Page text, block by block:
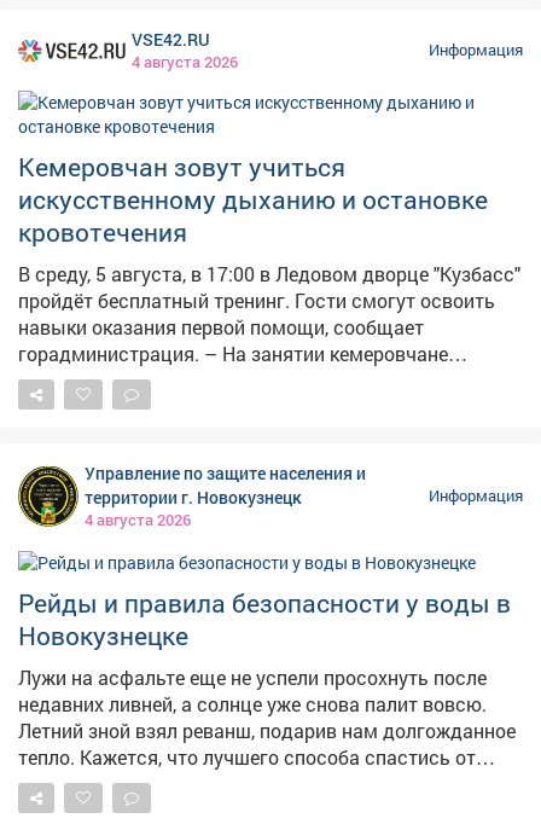
предусматривает подвал. Поэтому пункты укрытия
оборудовали в помещениях без окон с несущими
стенами. Такие места называем «остров
безопасности». Работу по оборудованию и уточнению
мест для укрытия продолжаем. Полный список точек
безопасности можно найти на карте заглубленных и
подземных помещений, пригодных для укрытия,
Кузбасса: https://clck.su/hEGfq
VSE42.RU
4 августа 2026
Информация
Кемеровчан зовут учиться
искусственному дыханию и остановке
кровотечения
В среду, 5 августа, в 17:00 в Ледовом дворце "Кузбасс"
пройдёт бесплатный тренинг. Гости смогут освоить
навыки оказания первой помощи, сообщает
горадминистрация. – На занятии кемеровчане
отработают сердечно-лёгочную реанимацию, помощь
при кровотечениях, удушье и потери сознания, а также
Состоится мероприятие напроспекте Притомский, 12
(вход со стороны гостиницы "Лёд"), участие
бесплатное. Напомним, власти велели массово
укрытиях на случай воздушной атаки. Также две
недели назад сообщалось , что минздраву Кузбасса,
департаменту по чрезвычайным ситуациям, главам
муниципальных образований и министерству
образования поручили срочно организовать обучение
граждан первой помощи.
Управление по защите населения и
территории г. Новокузнецк
4 августа 2026
Информация
Рейды и правила безопасности у воды в
Новокузнецке
Лужи на асфальте еще не успели просохнуть после
недавних ливней, а солнце уже снова палит вовсю.
Летний зной взял реванш, подарив нам долгожданное
тепло. Кажется, что лучшего способа спастись от
духоты, чем окунуться в прохладную воду Томи или
одного из городских карьеров, просто не найти.